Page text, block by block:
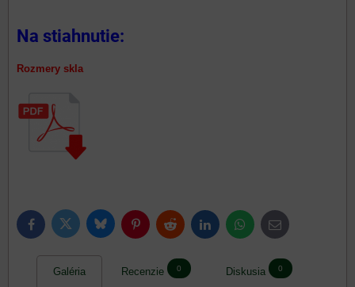
Na stiahnutie:
Rozmery skla
FacebookTwitter BlueskyPinterestReddit LinkedInWhatsApp
E-
mail
Galéria Recenzie 0 Diskusia 0